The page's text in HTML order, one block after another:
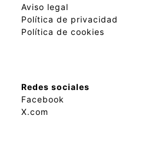
Aviso legal
Política de privacidad
Política de cookies
Redes sociales
Facebook
X.com